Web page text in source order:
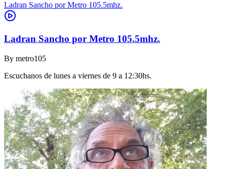
Ladran Sancho por Metro 105.5mhz.
Ladran Sancho por Metro 105.5mhz.
By metro105
Escuchanos de lunes a viernes de 9 a 12:30hs.